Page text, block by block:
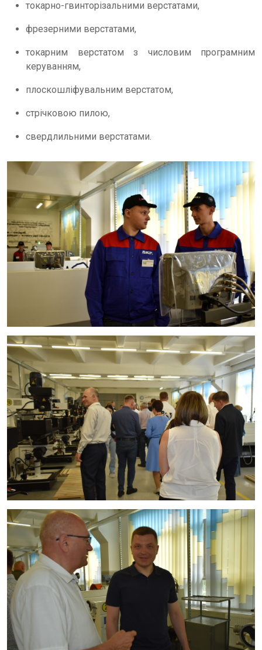
токарно-гвинторізальними верстатами,
фрезерними верстатами,
токарним верстатом з числовим програмним
керуванням,
плоскошліфувальним верстатом,
стрічковою пилою,
свердлильними верстатами.